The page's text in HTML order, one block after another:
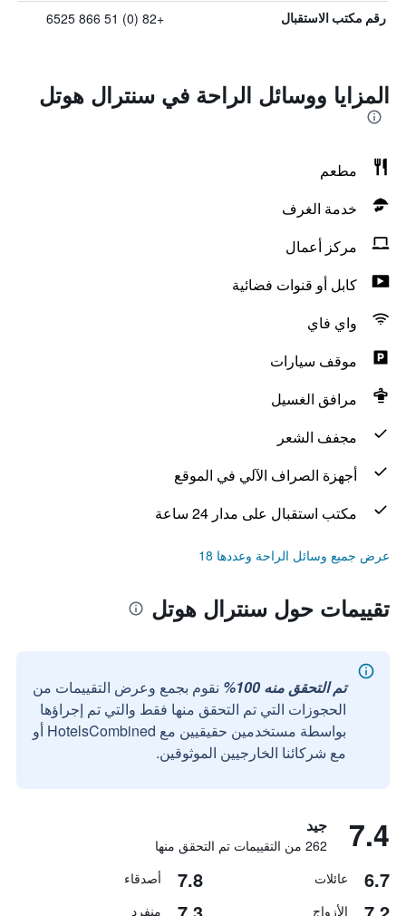
رقم مكتب الاستقبال +82 (0) 51 866 6525
المزايا ووسائل الراحة في سنترال هوتل
مطعم
خدمة الغرف
مركز أعمال
كابل أو قنوات فضائية
واي فاي
موقف سيارات
مرافق الغسيل
مجفف الشعر
أجهزة الصراف الآلي في الموقع
مكتب استقبال على مدار 24 ساعة
عرض جميع وسائل الراحة وعددها 18
تقييمات حول سنترال هوتل
تم التحقق منه 100%
نقوم بجمع وعرض التقييمات من
الحجوزات التي تم التحقق منها فقط والتي تم إجراؤها
بواسطة مستخدمين حقيقيين مع HotelsCombined أو
مع شركائنا الخارجيين الموثوقين.
7.4 جيد
262 من التقييمات تم التحقق منها
6.7 عائلات 7.8 أصدقاء
الأزواج منفرد